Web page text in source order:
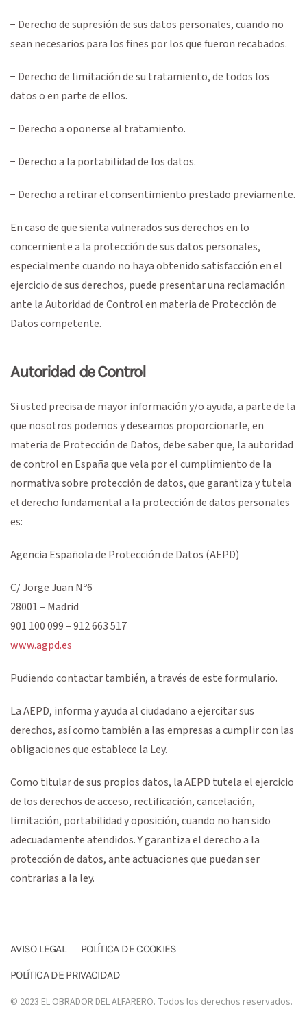
− Derecho de supresión de sus datos personales, cuando no
sean necesarios para los fines por los que fueron recabados.
− Derecho de limitación de su tratamiento, de todos los
datos o en parte de ellos.
− Derecho a oponerse al tratamiento.
− Derecho a la portabilidad de los datos.
− Derecho a retirar el consentimiento prestado previamente.
En caso de que sienta vulnerados sus derechos en lo
concerniente a la protección de sus datos personales,
especialmente cuando no haya obtenido satisfacción en el
ejercicio de sus derechos, puede presentar una reclamación
ante la Autoridad de Control en materia de Protección de
Datos competente.
Autoridad de Control
Si usted precisa de mayor información y/o ayuda, a parte de la
que nosotros podemos y deseamos proporcionarle, en
materia de Protección de Datos, debe saber que, la autoridad
de control en España que vela por el cumplimiento de la
normativa sobre protección de datos, que garantiza y tutela
el derecho fundamental a la protección de datos personales
es:
Agencia Española de Protección de Datos (AEPD)
C/ Jorge Juan Nº6
28001 – Madrid
901 100 099 – 912 663 517
www.agpd.es
Pudiendo contactar también, a través de este formulario.
La AEPD, informa y ayuda al ciudadano a ejercitar sus
derechos, así como también a las empresas a cumplir con las
obligaciones que establece la Ley.
Como titular de sus propios datos, la AEPD tutela el ejercicio
de los derechos de acceso, rectificación, cancelación,
limitación, portabilidad y oposición, cuando no han sido
adecuadamente atendidos. Y garantiza el derecho a la
protección de datos, ante actuaciones que puedan ser
contrarias a la ley.
AVISO LEGAL
POLÍTICA DE COOKIES
POLÍTICA DE PRIVACIDAD
© 2023 EL OBRADOR DEL ALFARERO. Todos los derechos reservados.